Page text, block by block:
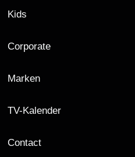
Kids
Corporate
Marken
TV-Kalender
Contact